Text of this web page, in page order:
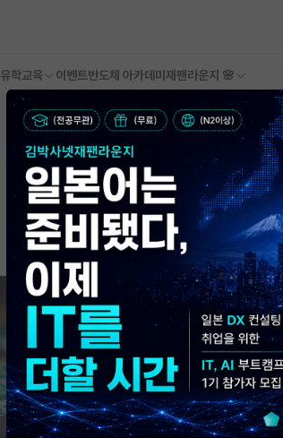
유학교육 이벤트반도체 아카데미 재팬라운지 🌸
본